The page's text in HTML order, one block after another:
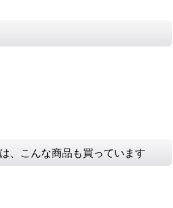
、こんな商品も買っています